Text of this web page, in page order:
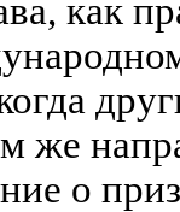
как
же
о